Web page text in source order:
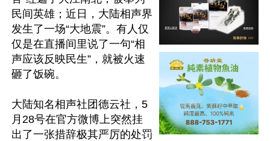
民间英雄；近日，大陆相声界
发生了一场“大地震”。有人仅
仅是在直播间里说了一句“相
声应该反映民生”，就被火速
砸了饭碗。
大陆知名相声社团德云社，5
月28号在官方微博上突然挂
出了一张措辞极其严厉的处罚